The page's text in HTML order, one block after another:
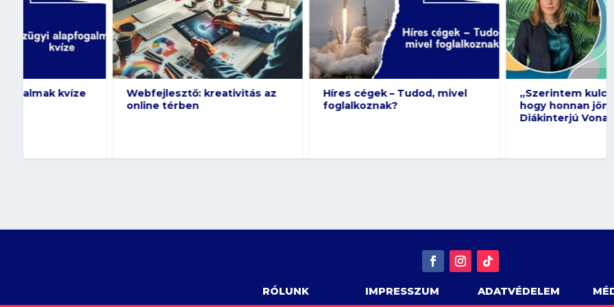
Webfejlesztő: kreativitás az
Híres cégek – Tudod, mivel
„Szerintem kulcskérdés,
hogy honnan jön az étel” –
Diákinterjú Vona Violával
RÓLUNK IMPRESSZUM ADATVÉDELEM